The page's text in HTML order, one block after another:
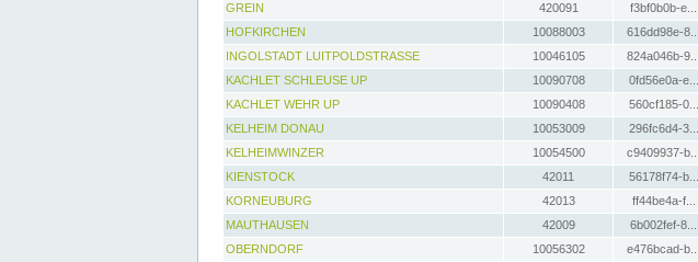
GREIN
420091 f3bf0b0b-e...
HOFKIRCHEN
10088003 616dd98e-8...
INGOLSTADT LUITPOLDSTRASSE
10046105 824a046b-9...
KACHLET SCHLEUSE UP
10090708 0fd56e0a-e...
KACHLET WEHR UP
10090408 560cf185-0...
KELHEIM DONAU
10053009 296fc6d4-3...
KELHEIMWINZER
10054500 c9409937-b...
KIENSTOCK
42011 56178f74-b...
KORNEUBURG
42013 ff44be4a-f...
MAUTHAUSEN
42009 6b002fef-8...
OBERNDORF
10056302 e476bcad-b...